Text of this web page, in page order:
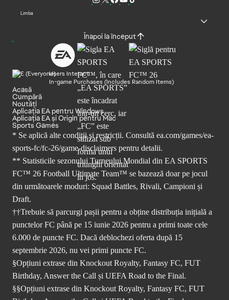
Limba
Înapoi la început
Users Interact
In-game Purchases (Includes Random Items)
Acasă
Cumpără
Noutăți
Aplicația EA pentru Windows
Aplicația EA și Origin pentru Mac
Sports Games
* Se aplică alte condiții și restricții. Consultă ea.com/games/ea-
sports-fc/fc-26/game-disclaimers pentru detalii.
** Statisticile sezonului Turneului Mondial din EA SPORTS
FC™ 26 Football Ultimate Team™ se bazează doar pe jocul
din următoarele moduri: Squad Battles, Rivali, Campioni și
Draft.
††Trebuie să parcurgi pașii pentru a obține distribuția inițială a
punctelor FC până pe 15 iunie 2026 pentru a primi toate cele
6.000 de puncte FC. Dacă deblochezi oferta după 15
septembrie 2026, nu vei primi puncte FC.
§Opțiuni extrase din Knockout Royalty, Fantasy FC, FUT
Birthday, Answer the Call și UEFA Road to the Final.
§§Opțiuni extrase din Knockout Royalty, Fantasy FC, FUT